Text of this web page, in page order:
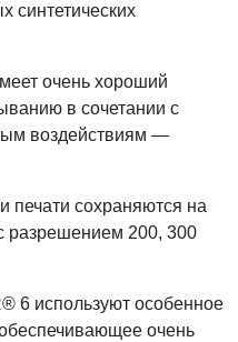
синтетических
очень хороший
в сочетании с
воздействиям —
печати сохраняются на
разрешением 200, 300
6 используют особенное
очень